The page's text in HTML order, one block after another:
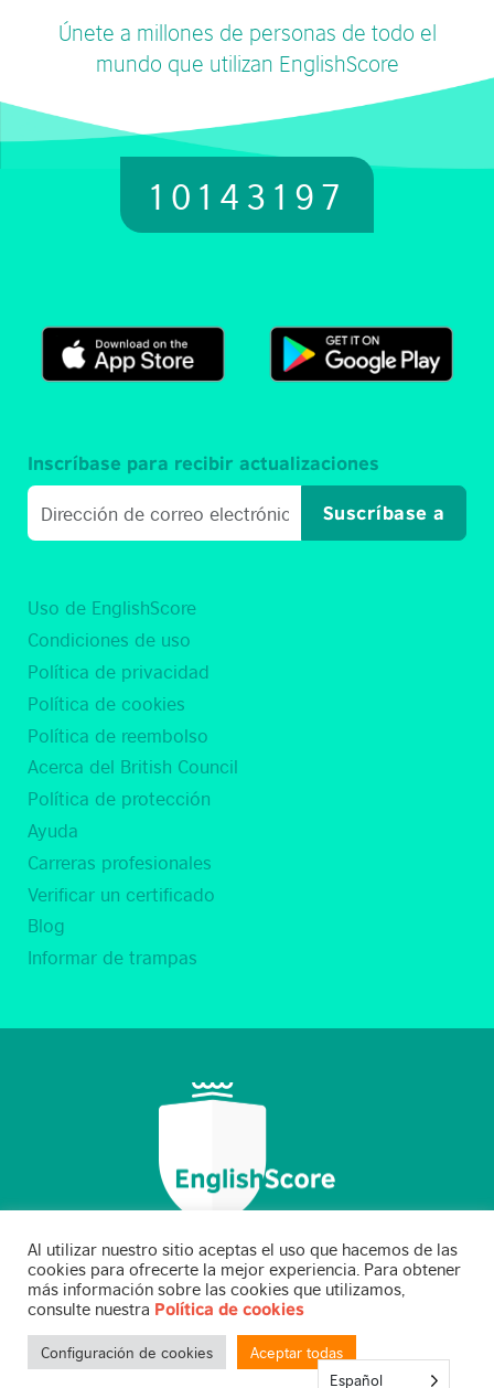
Únete a millones de personas de todo el
mundo que utilizan EnglishScore
10143197
Uso de EnglishScore
Condiciones de uso
Política de privacidad
Política de cookies
Política de reembolso
Acerca del British Council
Política de protección
Ayuda
Carreras profesionales
Verificar un certificado
Blog
Informar de trampas
Inscríbase para recibir actualizaciones
Suscríbase a
BC EnglishScore Limited 2021
Al utilizar nuestro sitio aceptas el uso que hacemos de las
cookies para ofrecerte la mejor experiencia. Para obtener
más información sobre las cookies que utilizamos,
consulte nuestra Política de cookies
Configuración de cookies
Aceptar todas
Español